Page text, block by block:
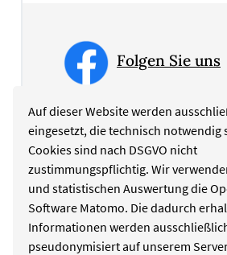
Auf dieser Website werden
eingesetzt, die technisch notwendig
Cookies sind nach DSGVO nicht
zustimmungspflichtig. Wir
und statistischen Auswertung die
Software Matomo. Die dadurch
Informationen werden
pseudonymisiert auf unserem
Folgen Sie uns
Rubriken
Politik
Kultur